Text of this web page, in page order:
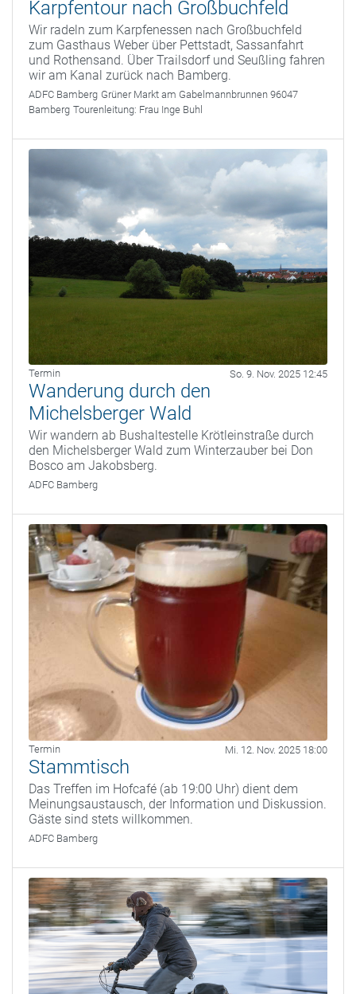
Karpfentour nach Großbuchfeld
Wir radeln zum Karpfenessen nach Großbuchfeld
zum Gasthaus Weber über Pettstadt, Sassanfahrt
und Rothensand. Über Trailsdorf und Seußling fahren
wir am Kanal zurück nach Bamberg.
ADFC Bamberg Grüner Markt am Gabelmannbrunnen 96047
Bamberg Tourenleitung: Frau Inge Buhl
Termin So. 9. Nov. 2025 12:45
Wanderung durch den
Michelsberger Wald
Wir wandern ab Bushaltestelle Krötleinstraße durch
den Michelsberger Wald zum Winterzauber bei Don
Bosco am Jakobsberg.
ADFC Bamberg
Termin Mi. 12. Nov. 2025 18:00
Stammtisch
Das Treffen im Hofcafé (ab 19:00 Uhr) dient dem
Meinungsaustausch, der Information und Diskussion.
Gäste sind stets willkommen.
ADFC Bamberg